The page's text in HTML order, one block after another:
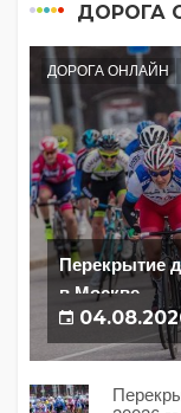
ДОРОГА
ДОРОГА ОНЛАЙН
Перекрытие
в Москве